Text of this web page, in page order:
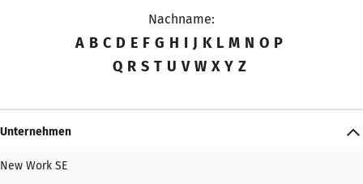
Nachname:
A B C D E F G H I J K L M N O P
Q R S T U V W X Y Z
Unternehmen
New Work SE